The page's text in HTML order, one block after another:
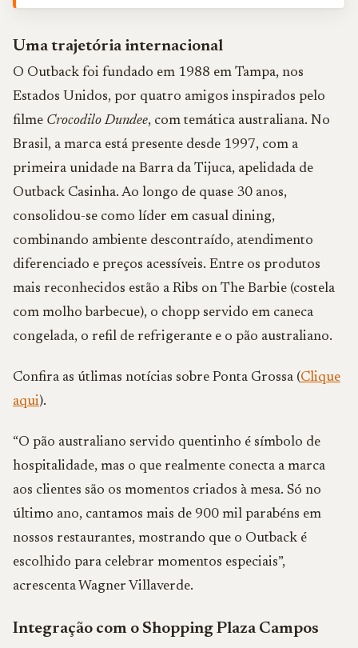
Uma trajetória internacional
O Outback foi fundado em 1988 em Tampa, nos
Estados Unidos, por quatro amigos inspirados pelo
filme Crocodilo Dundee, com temática australiana. No
Brasil, a marca está presente desde 1997, com a
primeira unidade na Barra da Tijuca, apelidada de
Outback Casinha. Ao longo de quase 30 anos,
consolidou-se como líder em casual dining,
combinando ambiente descontraído, atendimento
diferenciado e preços acessíveis. Entre os produtos
mais reconhecidos estão a Ribs on The Barbie (costela
com molho barbecue), o chopp servido em caneca
congelada, o refil de refrigerante e o pão australiano.
Confira as útlimas notícias sobre Ponta Grossa (Clique
aqui).
“O pão australiano servido quentinho é símbolo de
hospitalidade, mas o que realmente conecta a marca
aos clientes são os momentos criados à mesa. Só no
último ano, cantamos mais de 900 mil parabéns em
nossos restaurantes, mostrando que o Outback é
escolhido para celebrar momentos especiais”,
acrescenta Wagner Villaverde.
Integração com o Shopping Plaza Campos